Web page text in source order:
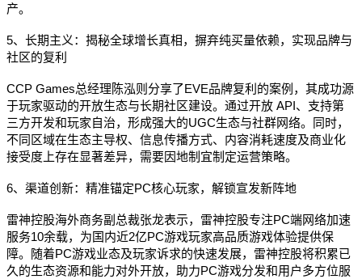
产。
5、长期主义：揭秘全球增长真相，摒弃纯买量依赖，实现品牌与
社区的复利
CCP Games总经理陈泓则分享了EVE品牌复利的案例，其成功源
于玩家驱动的开放生态与长期社区建设。通过开放 API、支持第
三方开发和玩家自治，形成强大的UGC生态与社群网络。同时，
不同区域在生态主导权、信息传播方式、内容消耗速度及商业化
接受度上存在显著差异，需要因地制宜制定运营策略。
6、渠道创新：精准锚定PC核心玩家，解锁宣发新阵地
雷神控股海外商务副总裁张龙表示，雷神控股专注PC端网络加速
服务10余载，为国内近2亿PC游戏玩家高品质游戏体验提供保
障。随着PC游戏业态及玩家诉求的快速发展，雷神控股将积累已
久的生态资源和能力对外开放，助力PC游戏分发和用户多方位服